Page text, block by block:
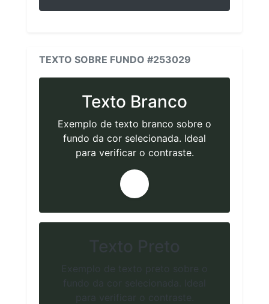
TEXTO SOBRE FUNDO #253029
Texto Branco
Exemplo de texto branco sobre o
fundo da cor selecionada. Ideal
para verificar o contraste.
Texto Preto
Exemplo de texto preto sobre o
fundo da cor selecionada. Ideal
para verificar o contraste.